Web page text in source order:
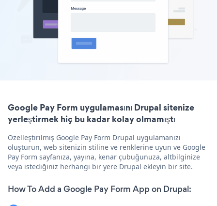
Google Pay Form uygulamasını Drupal sitenize
yerleştirmek hiç bu kadar kolay olmamıştı
Özelleştirilmiş Google Pay Form Drupal uygulamanızı
oluşturun, web sitenizin stiline ve renklerine uyun ve Google
Pay Form sayfanıza, yayına, kenar çubuğunuza, altbilginize
veya istediğiniz herhangi bir yere Drupal ekleyin bir site.
How To Add a Google Pay Form App on Drupal: